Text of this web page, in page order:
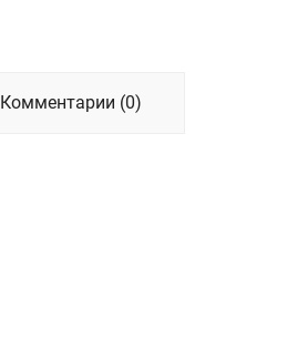
Комментарии (0)